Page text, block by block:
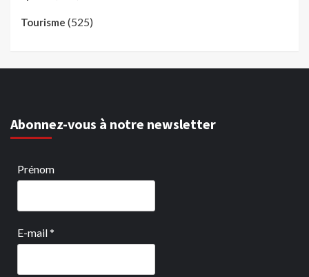
Tourisme (525)
Abonnez-vous à notre newsletter
Prénom
E-mail*